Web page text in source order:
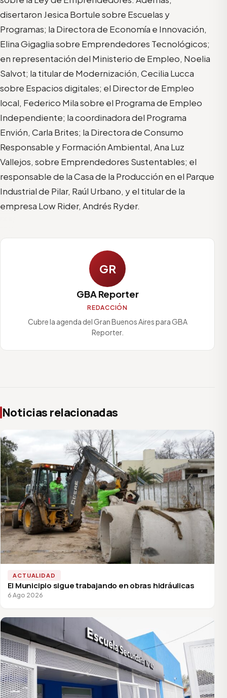
disertaron Jesica Bortule sobre Escuelas y
Programas; la Directora de Economía e Innovación,
Elina Gigaglia sobre Emprendedores Tecnológicos;
en representación del Ministerio de Empleo, Noelia
Salvot; la titular de Modernización, Cecilia Lucca
sobre Espacios digitales; el Director de Empleo
local, Federico Mila sobre el Programa de Empleo
Independiente; la coordinadora del Programa
Envión, Carla Brites; la Directora de Consumo
Responsable y Formación Ambiental, Ana Luz
Vallejos, sobre Emprendedores Sustentables; el
responsable de la Casa de la Producción en el Parque
Industrial de Pilar, Raúl Urbano, y el titular de la
empresa Low Rider, Andrés Ryder.
GR
GBA Reporter
REDACCIÓN
Cubre la agenda del Gran Buenos Aires para GBA
Reporter.
Noticias relacionadas
ACTUALIDAD
El Municipio sigue trabajando en obras hidráulicas
6 Ago 2026